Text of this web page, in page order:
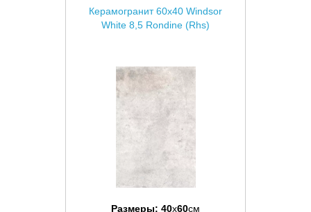
Керамогранит 60x40 Windsor
White 8,5 Rondine (Rhs)
Размеры: 40x60см